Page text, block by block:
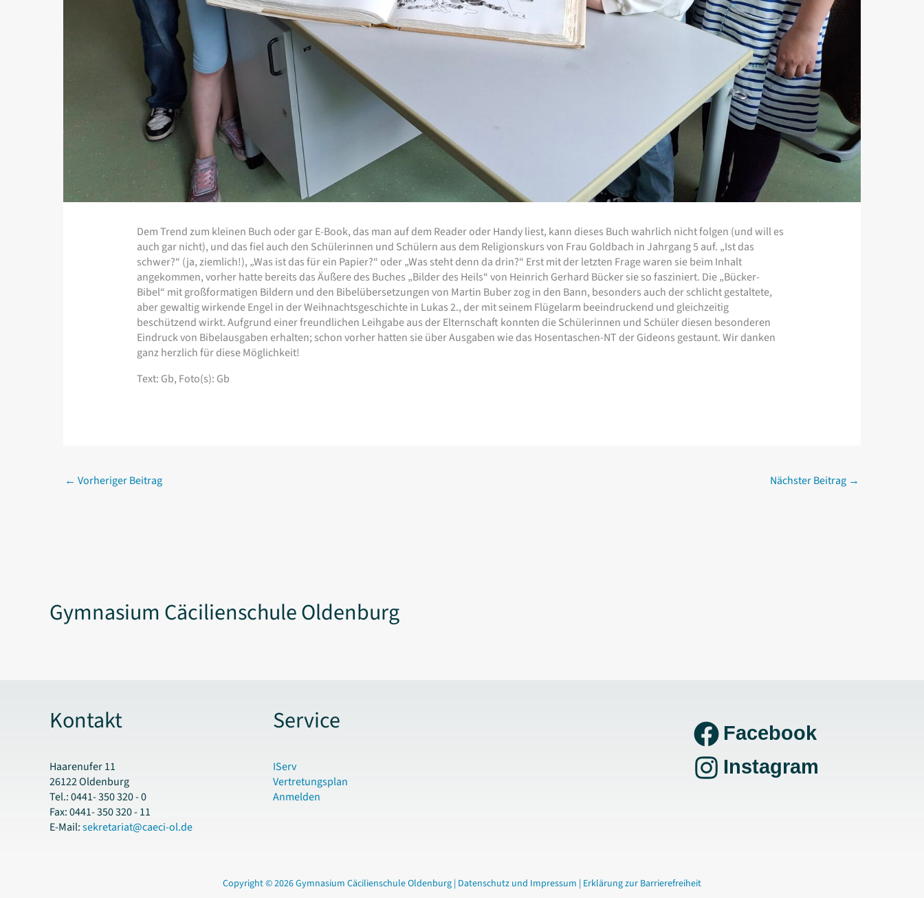
Dem Trend zum kleinen Buch oder gar E-Book, das man auf dem Reader oder Handy liest, kann dieses Buch wahrlich nicht folgen (und will es
auch gar nicht), und das fiel auch den Schülerinnen und Schülern aus dem Religionskurs von Frau Goldbach in Jahrgang 5 auf. „Ist das
schwer?“ (ja, ziemlich!), „Was ist das für ein Papier?“ oder „Was steht denn da drin?“ Erst mit der letzten Frage waren sie beim Inhalt
angekommen, vorher hatte bereits das Äußere des Buches „Bilder des Heils“ von Heinrich Gerhard Bücker sie so fasziniert. Die „Bücker-
Bibel“ mit großformatigen Bildern und den Bibelübersetzungen von Martin Buber zog in den Bann, besonders auch der schlicht gestaltete,
aber gewaltig wirkende Engel in der Weihnachtsgeschichte in Lukas 2., der mit seinem Flügelarm beeindruckend und gleichzeitig
beschützend wirkt. Aufgrund einer freundlichen Leihgabe aus der Elternschaft konnten die Schülerinnen und Schüler diesen besonderen
Eindruck von Bibelausgaben erhalten; schon vorher hatten sie über Ausgaben wie das Hosentaschen-NT der Gideons gestaunt. Wir danken
ganz herzlich für diese Möglichkeit!
Text: Gb, Foto(s): Gb
← Vorheriger Beitrag Nächster Beitrag →
Gymnasium Cäcilienschule Oldenburg
Kontakt
Haarenufer 11
26122 Oldenburg
Tel.: 0441- 350 320 - 0
Fax: 0441- 350 320 - 11
E-Mail:sekretariat@caeci-ol.de
Service
IServ
Vertretungsplan
Anmelden
Facebook
Instagram
Copyright © 2026 Gymnasium Cäcilienschule Oldenburg | Datenschutz und Impressum | Erklärung zur Barrierefreiheit